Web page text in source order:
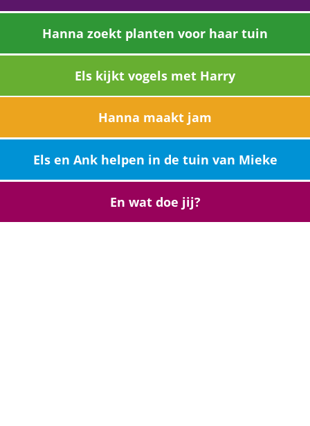
Hanna zoekt planten voor haar tuin
Els kijkt vogels met Harry
Hanna maakt jam
Els en Ank helpen in de tuin van Mieke
En wat doe jij?